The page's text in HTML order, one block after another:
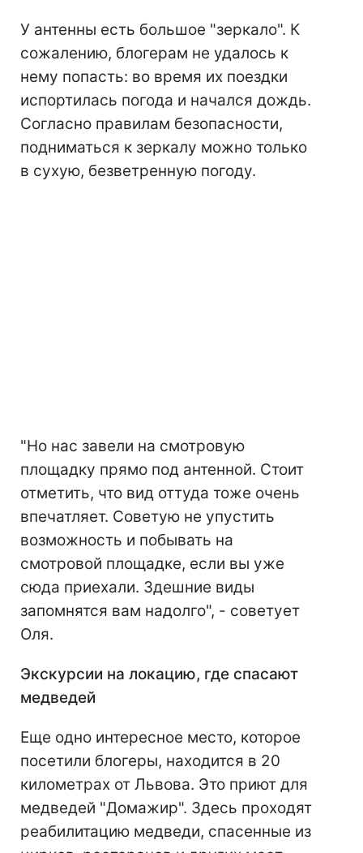
У антенны есть большое "зеркало". К
сожалению, блогерам не удалось к
нему попасть: во время их поездки
испортилась погода и начался дождь.
Согласно правилам безопасности,
подниматься к зеркалу можно только
в сухую, безветренную погоду.
"Но нас завели на смотровую
площадку прямо под антенной. Стоит
отметить, что вид оттуда тоже очень
впечатляет. Советую не упустить
возможность и побывать на
смотровой площадке, если вы уже
сюда приехали. Здешние виды
запомнятся вам надолго", - советует
Оля.
Экскурсии на локацию, где спасают
медведей
Еще одно интересное место, которое
посетили блогеры, находится в 20
километрах от Львова. Это приют для
медведей "Домажир". Здесь проходят
реабилитацию медведи, спасенные из